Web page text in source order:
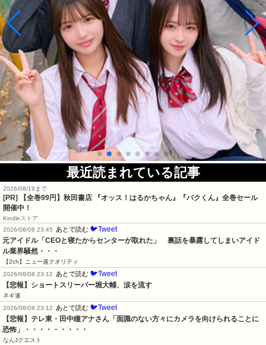
最近読まれている記事
2026/08/19まで
[PR]
【全巻99円】秋田書店 『オッス！はるかちゃん』『バクくん』全巻セール
開催中！
Kindleストア
2026/08/08 23:45
あとで読む 🐦Tweet
元アイドル「CEOと寝たからセンターが取れた」　裏話を暴露してしまいアイド
ル業界騒然・・・
【2ch】ニュー速クオリティ
2026/08/08 23:12
あとで読む 🐦Tweet
【悲報】ショートスリーパー堀大輔、涙を流す
ネギ速
2026/08/08 23:12
あとで読む 🐦Tweet
【悲報】テレ東・田中瞳アナさん「面識のない方々にカメラを向けられることに
恐怖」・・・・・・・・・
なんJクエスト